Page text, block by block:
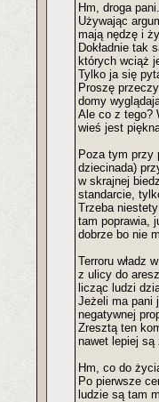
Hm, droga pani.
Używając
mają nędzę i
Dokładnie tak
których wciąż
Tylko ja się
Proszę
domy
Ale co z tego?
wieś jest
Poza tym przy
dziecinada)
w skrajnej
standarcie,
Trzeba
tam poprawia,
dobrze bo nie
Terroru władz
z ulicy do
licząc ludzi
Jeżeli ma pani
negatywnej
Zresztą ten
nawet lepiej są
Hm, co do
Po pierwsze
ludzie są tam